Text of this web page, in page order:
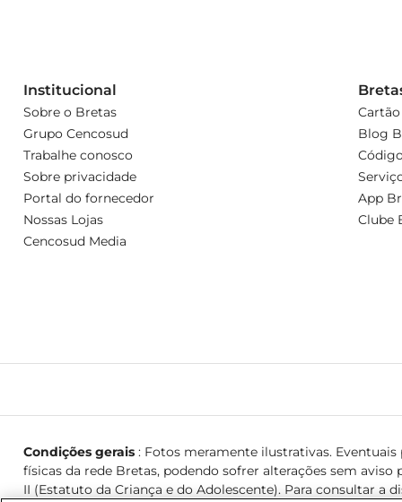
Institucional
Sobre o Bretas
Grupo Cencosud
Trabalhe conosco
Sobre privacidade
Portal do fornecedor
Nossas Lojas
Cencosud Media
Blog
App
Clube
Condições gerais: Fotos meramente ilustrativas. Eventuais
físicas da rede Bretas, podendo sofrer alterações sem aviso
II (Estatuto da Criança e do Adolescente). Para consultar a